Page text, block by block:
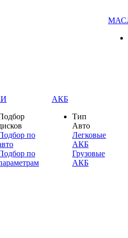
по
по
АКБ
Тип
Авто
Легковые
АКБ
Грузовые
АКБ